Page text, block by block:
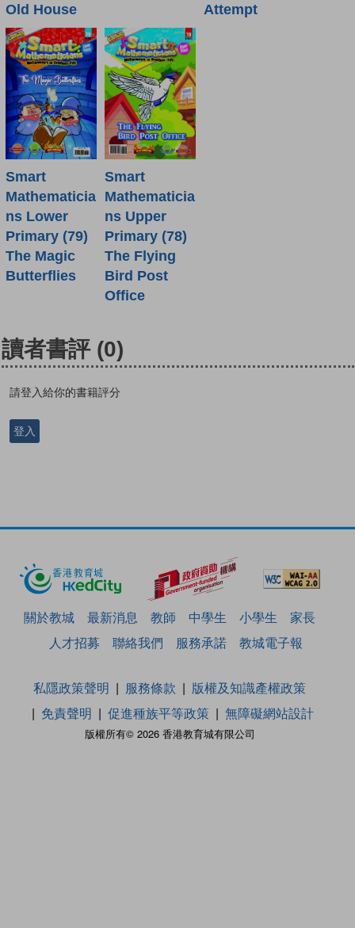
Old House
Attempt
Smart
Mathematicia
ns Lower
Primary (79)
The Magic
Butterflies
Smart
Mathematicia
ns Upper
Primary (78)
The Flying
Bird Post
Office
讀者書評 (0)
請登入給你的書籍評分
登入
關於教城 最新消息 教師 中學生 小學生
家長
人才招募
聯絡我們 服務承諾 教城電子報
版權所有© 2026 香港教育城有限公司
私隱政策聲明 服務條款
版權及知識產權政策
免責聲明
促進種族平等政策 無障礙網站設計